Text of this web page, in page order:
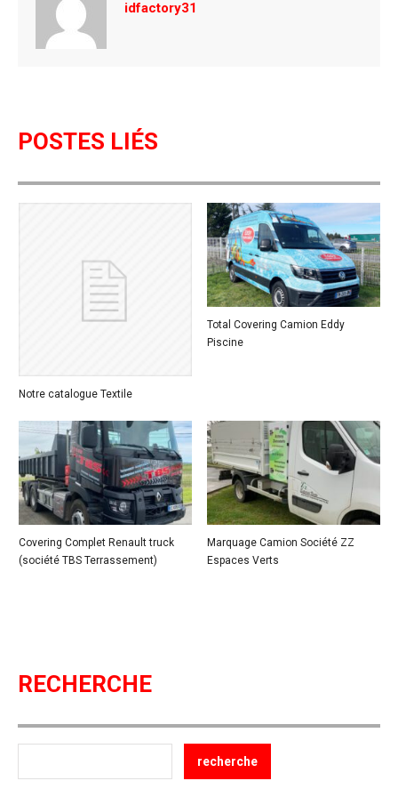
o
k
idfactory31
POSTES LIÉS
Notre catalogue Textile
Total Covering Camion Eddy
Piscine
Covering Complet Renault truck
(société TBS Terrassement)
Marquage Camion Société ZZ
Espaces Verts
RECHERCHE